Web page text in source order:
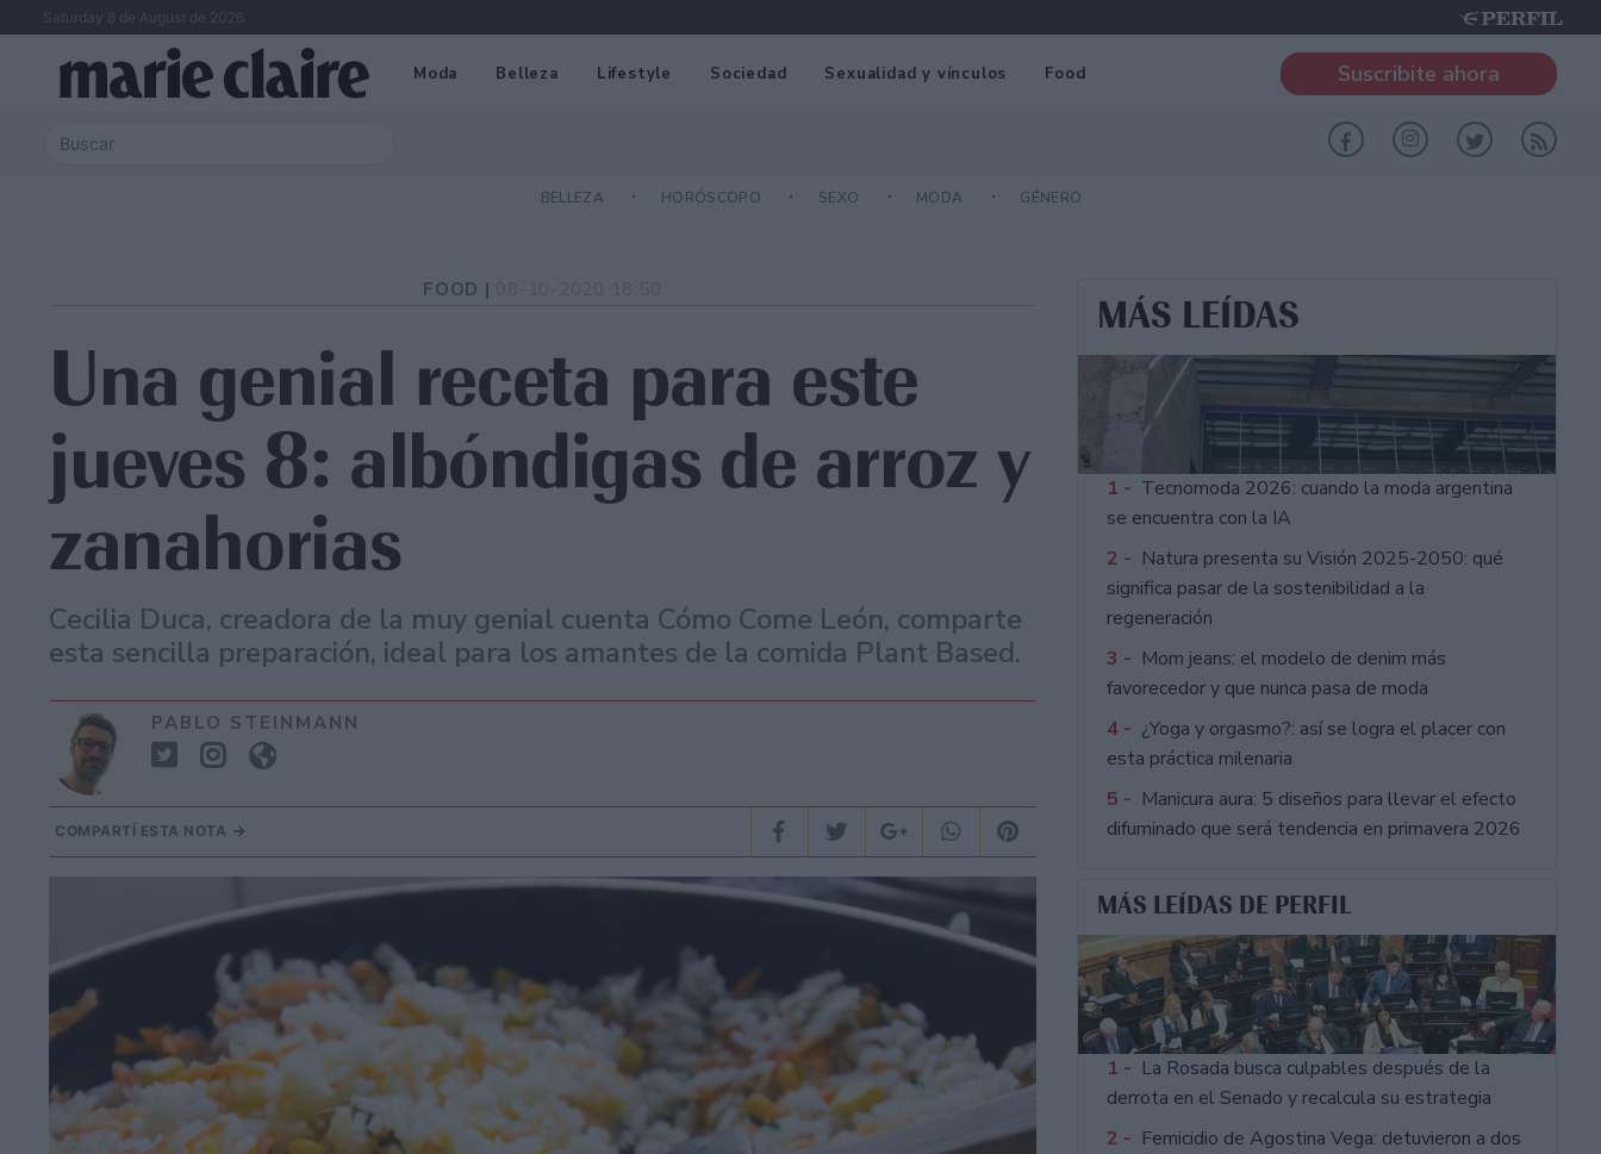
Saturday 8 de August de 2026
Moda Belleza Lifestyle Sociedad Sexualidad y vínculos Food Suscribite ahora
BELLEZA HORÓSCOPO SEXO MODA GÉNERO
FOOD |
Una genial receta para este
jueves 8: albóndigas de arroz y
zanahorias
Cecilia Duca, creadora de la muy genial cuenta Cómo Come León, comparte
esta sencilla preparación, ideal para los amantes de la comida Plant Based.
PABLO STEINMANN
COMPARTÍ ESTA NOTA
MÁS LEÍDAS
1 - Tecnomoda 2026: cuando la moda argentina
se encuentra con la IA
2 - Natura presenta su Visión 2025-2050: qué
significa pasar de la sostenibilidad a la
regeneración
3 - Mom jeans: el modelo de denim más
favorecedor y que nunca pasa de moda
4 - ¿Yoga y orgasmo?: así se logra el placer con
esta práctica milenaria
5 - Manicura aura: 5 diseños para llevar el efecto
difuminado que será tendencia en primavera 2026
MÁS LEÍDAS DE PERFIL
1 - La Rosada busca culpables después de la
derrota en el Senado y recalcula su estrategia
2 - Femicidio de Agostina Vega: detuvieron a dos